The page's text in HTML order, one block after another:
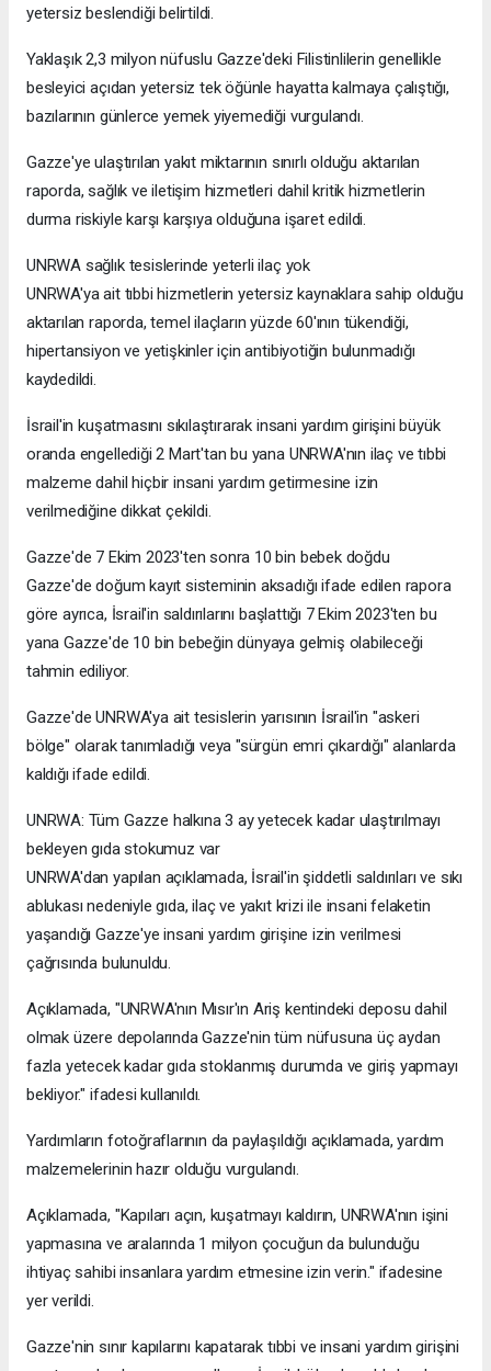
yetersiz beslendiği belirtildi.
Yaklaşık 2,3 milyon nüfuslu Gazze'deki Filistinlilerin genellikle
besleyici açıdan yetersiz tek öğünle hayatta kalmaya çalıştığı,
bazılarının günlerce yemek yiyemediği vurgulandı.
Gazze'ye ulaştırılan yakıt miktarının sınırlı olduğu aktarılan
raporda, sağlık ve iletişim hizmetleri dahil kritik hizmetlerin
durma riskiyle karşı karşıya olduğuna işaret edildi.
UNRWA sağlık tesislerinde yeterli ilaç yok
UNRWA'ya ait tıbbi hizmetlerin yetersiz kaynaklara sahip olduğu
aktarılan raporda, temel ilaçların yüzde 60'ının tükendiği,
hipertansiyon ve yetişkinler için antibiyotiğin bulunmadığı
kaydedildi.
İsrail'in kuşatmasını sıkılaştırarak insani yardım girişini büyük
oranda engellediği 2 Mart'tan bu yana UNRWA'nın ilaç ve tıbbi
malzeme dahil hiçbir insani yardım getirmesine izin
verilmediğine dikkat çekildi.
Gazze'de 7 Ekim 2023'ten sonra 10 bin bebek doğdu
Gazze'de doğum kayıt sisteminin aksadığı ifade edilen rapora
göre ayrıca, İsrail'in saldırılarını başlattığı 7 Ekim 2023'ten bu
yana Gazze'de 10 bin bebeğin dünyaya gelmiş olabileceği
tahmin ediliyor.
Gazze'de UNRWA'ya ait tesislerin yarısının İsrail'in "askeri
bölge" olarak tanımladığı veya "sürgün emri çıkardığı" alanlarda
kaldığı ifade edildi.
UNRWA: Tüm Gazze halkına 3 ay yetecek kadar ulaştırılmayı
bekleyen gıda stokumuz var
UNRWA'dan yapılan açıklamada, İsrail'in şiddetli saldırıları ve sıkı
ablukası nedeniyle gıda, ilaç ve yakıt krizi ile insani felaketin
yaşandığı Gazze'ye insani yardım girişine izin verilmesi
çağrısında bulunuldu.
Açıklamada, "UNRWA'nın Mısır'ın Ariş kentindeki deposu dahil
olmak üzere depolarında Gazze'nin tüm nüfusuna üç aydan
fazla yetecek kadar gıda stoklanmış durumda ve giriş yapmayı
bekliyor." ifadesi kullanıldı.
Yardımların fotoğraflarının da paylaşıldığı açıklamada, yardım
malzemelerinin hazır olduğu vurgulandı.
Açıklamada, "Kapıları açın, kuşatmayı kaldırın, UNRWA'nın işini
yapmasına ve aralarında 1 milyon çocuğun da bulunduğu
ihtiyaç sahibi insanlara yardım etmesine izin verin." ifadesine
yer verildi.
Gazze'nin sınır kapılarını kapatarak tıbbi ve insani yardım girişini